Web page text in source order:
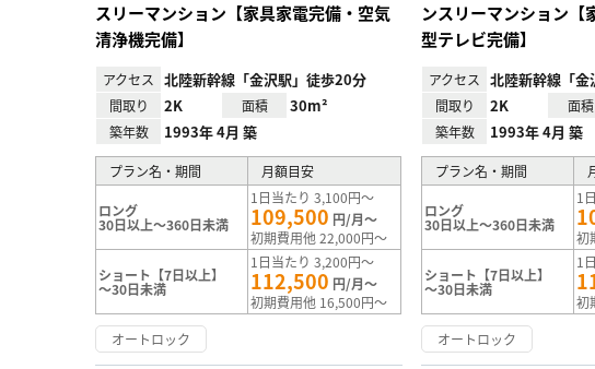
スリーマンション【家具家電完備・空気
清浄機完備】
アクセス 北陸新幹線「金沢駅」徒歩20分
間取り 2K 面積 30m²
築年数 1993年 4月 築
プラン名・期間 月額目安
ロング
30日以上～360日未満
1日当たり 3,100円～
109,500 円/月～
初期費用他 22,000円～
ショート【7日以上】
～30日未満
1日当たり 3,200円～
112,500 円/月～
初期費用他 16,500円～
オートロック
ンスリーマンション【
型テレビ完備】
アクセス 北陸新幹線「
間取り 2K 面積
築年数 1993年 4月 築
プラン名・期間
ロング
30日以上～360日未満
1
初
ショート【7日以上】
～30日未満
1
初
オートロック